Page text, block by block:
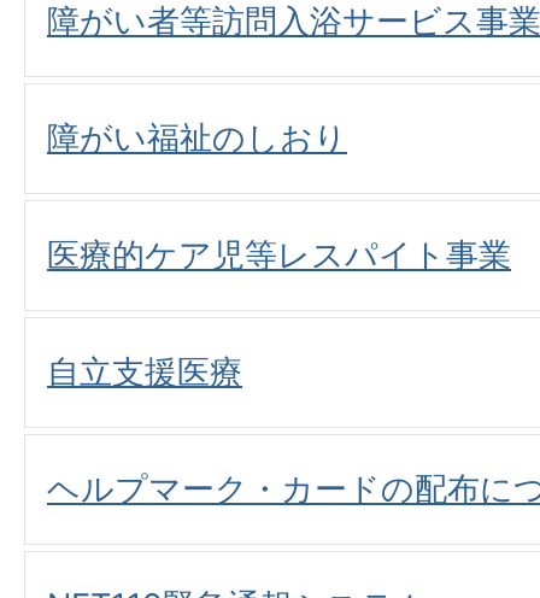
障がい者等訪問入浴サービス事業
障がい福祉のしおり
医療的ケア児等レスパイト事業
自立支援医療
ヘルプマーク・カードの配布に